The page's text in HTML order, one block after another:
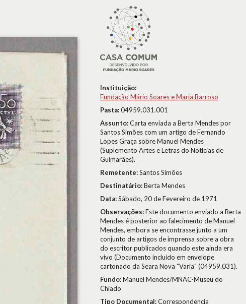
Instituição:
Fundação Mário Soares e Maria Barroso
Pasta:04959.031.001
Assunto:Carta enviada a Berta Mendes por
Santos Simões com um artigo de Fernando
Lopes Graça sobre Manuel Mendes
(Suplemento Artes e Letras do Notícias de
Guimarães).
Remetente:Santos Simões
Destinatário:Berta Mendes
Data:Sábado, 20 de Fevereiro de 1971
Observações:Este documento enviado a Berta
Mendes é posterior ao falecimento de Manuel
Mendes, embora se encontrasse junto a um
conjunto de artigos de imprensa sobre a obra
do escritor publicados quando este ainda era
vivo (Documento incluído em envelope
cartonado da Seara Nova "Varia" (04959.031).
Fundo:Manuel Mendes/MNAC-Museu do
Chiado
Tipo Documental:Correspondencia